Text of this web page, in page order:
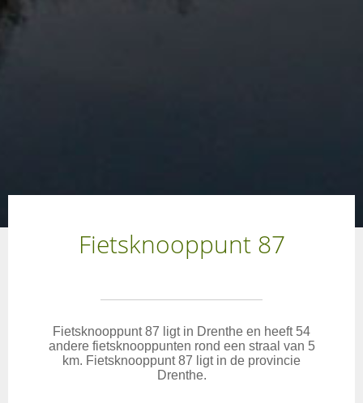
Fietsknooppunt 87
Fietsknooppunt 87 ligt in Drenthe en heeft 54
andere fietsknooppunten rond een straal van 5
km. Fietsknooppunt 87 ligt in de provincie
Drenthe.